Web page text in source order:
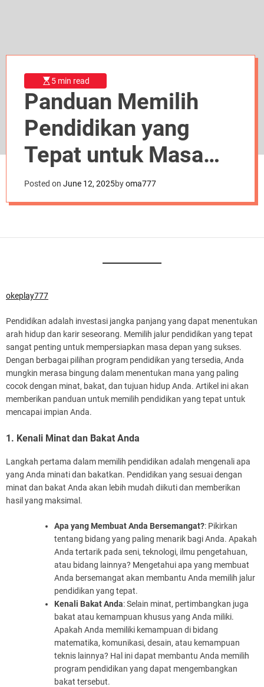
5 min read
Panduan Memilih
Pendidikan yang
Tepat untuk Masa
Depan Anda
Posted on June 12, 2025byoma777
okeplay777
Pendidikan adalah investasi jangka panjang yang dapat menentukan
arah hidup dan karir seseorang. Memilih jalur pendidikan yang tepat
sangat penting untuk mempersiapkan masa depan yang sukses.
Dengan berbagai pilihan program pendidikan yang tersedia, Anda
mungkin merasa bingung dalam menentukan mana yang paling
cocok dengan minat, bakat, dan tujuan hidup Anda. Artikel ini akan
memberikan panduan untuk memilih pendidikan yang tepat untuk
mencapai impian Anda.
1. Kenali Minat dan Bakat Anda
Langkah pertama dalam memilih pendidikan adalah mengenali apa
yang Anda minati dan bakatkan. Pendidikan yang sesuai dengan
minat dan bakat Anda akan lebih mudah diikuti dan memberikan
hasil yang maksimal.
Apa yang Membuat Anda Bersemangat?: Pikirkan
tentang bidang yang paling menarik bagi Anda. Apakah
Anda tertarik pada seni, teknologi, ilmu pengetahuan,
atau bidang lainnya? Mengetahui apa yang membuat
Anda bersemangat akan membantu Anda memilih jalur
pendidikan yang tepat.
Kenali Bakat Anda: Selain minat, pertimbangkan juga
bakat atau kemampuan khusus yang Anda miliki.
Apakah Anda memiliki kemampuan di bidang
matematika, komunikasi, desain, atau kemampuan
teknis lainnya? Hal ini dapat membantu Anda memilih
program pendidikan yang dapat mengembangkan
bakat tersebut.